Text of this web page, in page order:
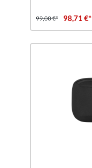
99,00 €* 98,71 €*